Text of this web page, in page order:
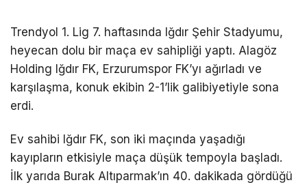
Trendyol 1. Lig 7. haftasında Iğdır Şehir Stadyumu,
heyecan dolu bir maça ev sahipliği yaptı. Alagöz
Holding Iğdır FK, Erzurumspor FK’yı ağırladı ve
karşılaşma, konuk ekibin 2-1’lik galibiyetiyle sona
erdi.
Ev sahibi Iğdır FK, son iki maçında yaşadığı
kayıpların etkisiyle maça düşük tempoyla başladı.
İlk yarıda Burak Altıparmak’ın 40. dakikada gördüğü